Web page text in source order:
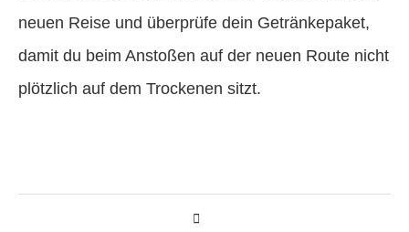
neuen Reise und überprüfe dein Getränkepaket,
damit du beim Anstoßen auf der neuen Route nicht
plötzlich auf dem Trockenen sitzt.